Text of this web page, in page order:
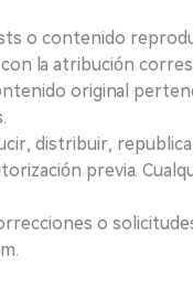
o contenido
la atribución
original
distribuir,
previa.
o